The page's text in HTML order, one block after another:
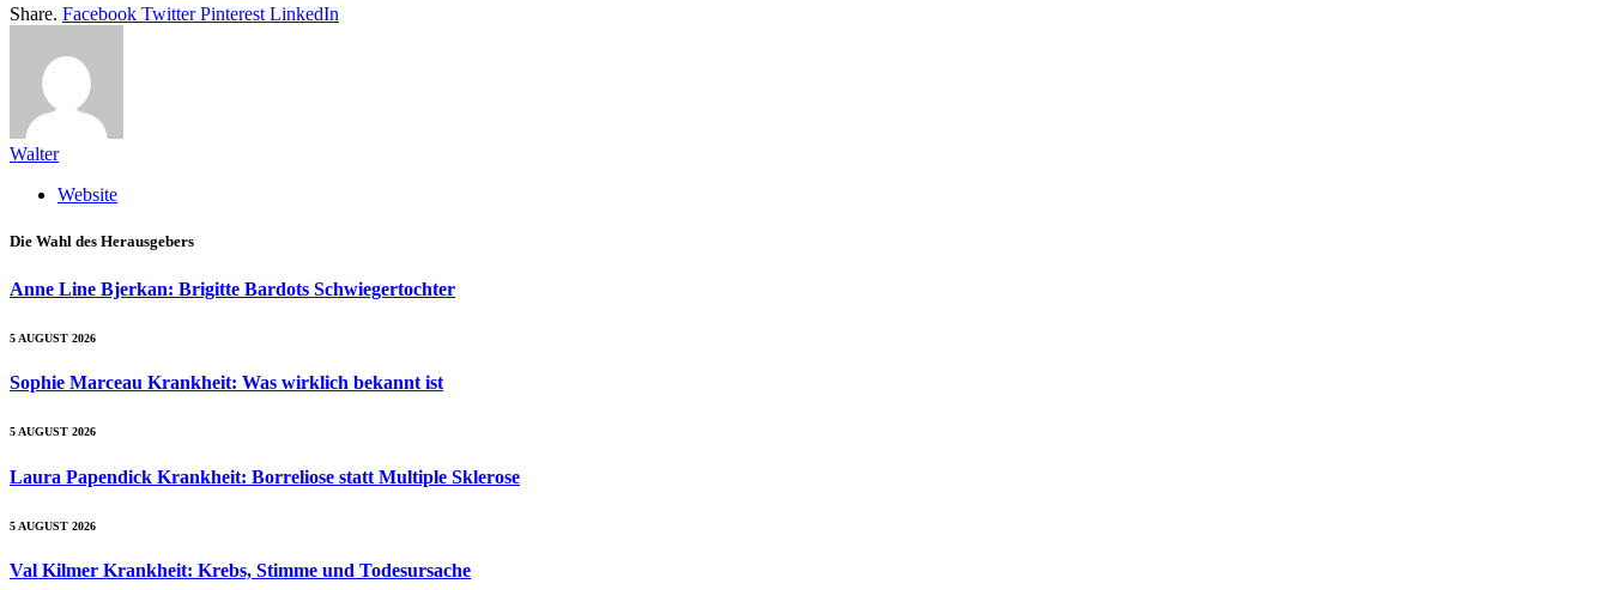
Share. Facebook Twitter Pinterest LinkedIn
Walter
Website
Die Wahl des Herausgebers
Anne Line Bjerkan: Brigitte Bardots Schwiegertochter
5 AUGUST 2026
Sophie Marceau Krankheit: Was wirklich bekannt ist
5 AUGUST 2026
Laura Papendick Krankheit: Borreliose statt Multiple Sklerose
5 AUGUST 2026
Val Kilmer Krankheit: Krebs, Stimme und Todesursache